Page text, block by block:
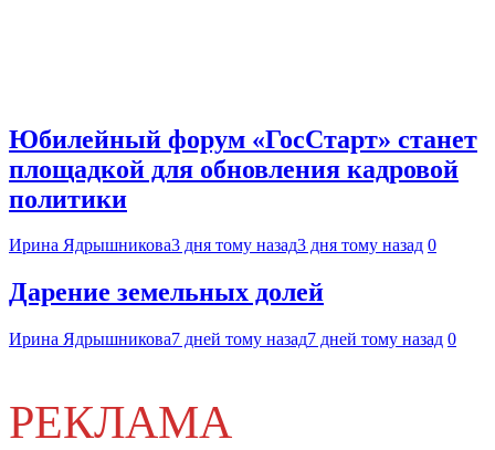
Юбилейный форум «ГосСтарт» станет
площадкой для обновления кадровой
политики
Ирина Ядрышникова3 дня тому назад3 дня тому назад 0
Дарение земельных долей
Ирина Ядрышникова7 дней тому назад7 дней тому назад 0
РЕКЛАМА